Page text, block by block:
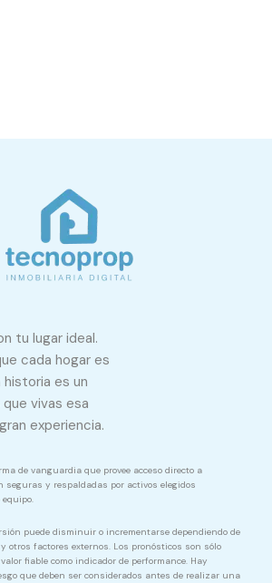
tu lugar ideal.
cada hogar es
es un
vivas esa
experiencia.
de vanguardia que provee acceso directo a
seguras y respaldadas por activos elegidos
puede disminuir o incrementarse dependiendo de
otros factores externos. Los pronósticos son sólo
fiable como indicador de performance. Hay
que deben ser considerados antes de realizar una